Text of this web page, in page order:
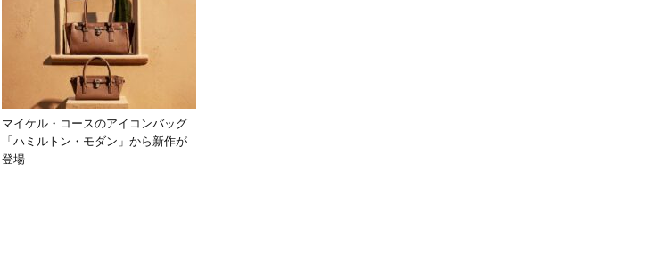
マイケル・コースのアイコンバッグ
「ハミルトン・モダン」から新作が
登場